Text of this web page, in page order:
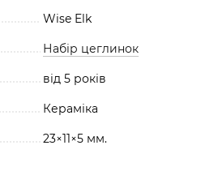
Wise Elk
Набір цеглинок
від 5 років
Кераміка
23×11×5 мм.